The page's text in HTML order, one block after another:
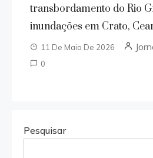
transbordamento do Rio
inundações em Crato,
11 De Maio De 2026
0
Pesquisar